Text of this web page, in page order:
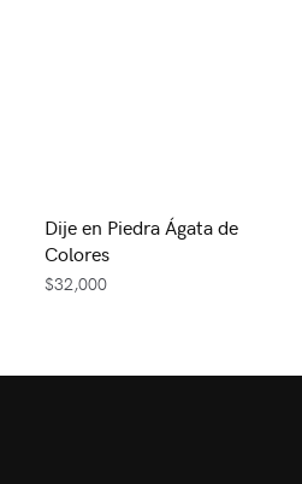
Dije en Piedra Ágata de
Colores
$32,000